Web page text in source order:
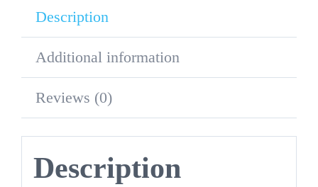
Description
Additional information
Reviews (0)
Description